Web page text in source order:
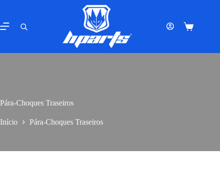
o
conteúdo
Carrinho
Pára-Choques Traseiros
Início Pára-Choques Traseiros